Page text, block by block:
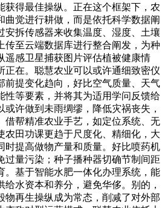
获得最佳操纵。正在这个框架下，农
曲觉进行耕做，而是依托科学数据阐
安拆传感器来收集温度、湿度、土壤
传至云端数据库进行整合阐发，为种
遥感卫星捕获图片评估植被健康情
正在。聪慧农业可以或许通细致密仪
前提变化趋向，好比空气质量、天气
性等要素，并将其为适用学问反馈给
或许做到未雨绸缪，降低灾祸丧失，
借帮精准农业手艺，如定位系统、无
农田功课更趋于尺度化、精细化，大
时提高做物产量和质量。好比喷药机
过量污染；种子播种器切确节制间距
。基于智能水肥一体化办理系统，能
水资本和养分，避免华侈。别的，
物再生操纵成为常态，削减了对外部